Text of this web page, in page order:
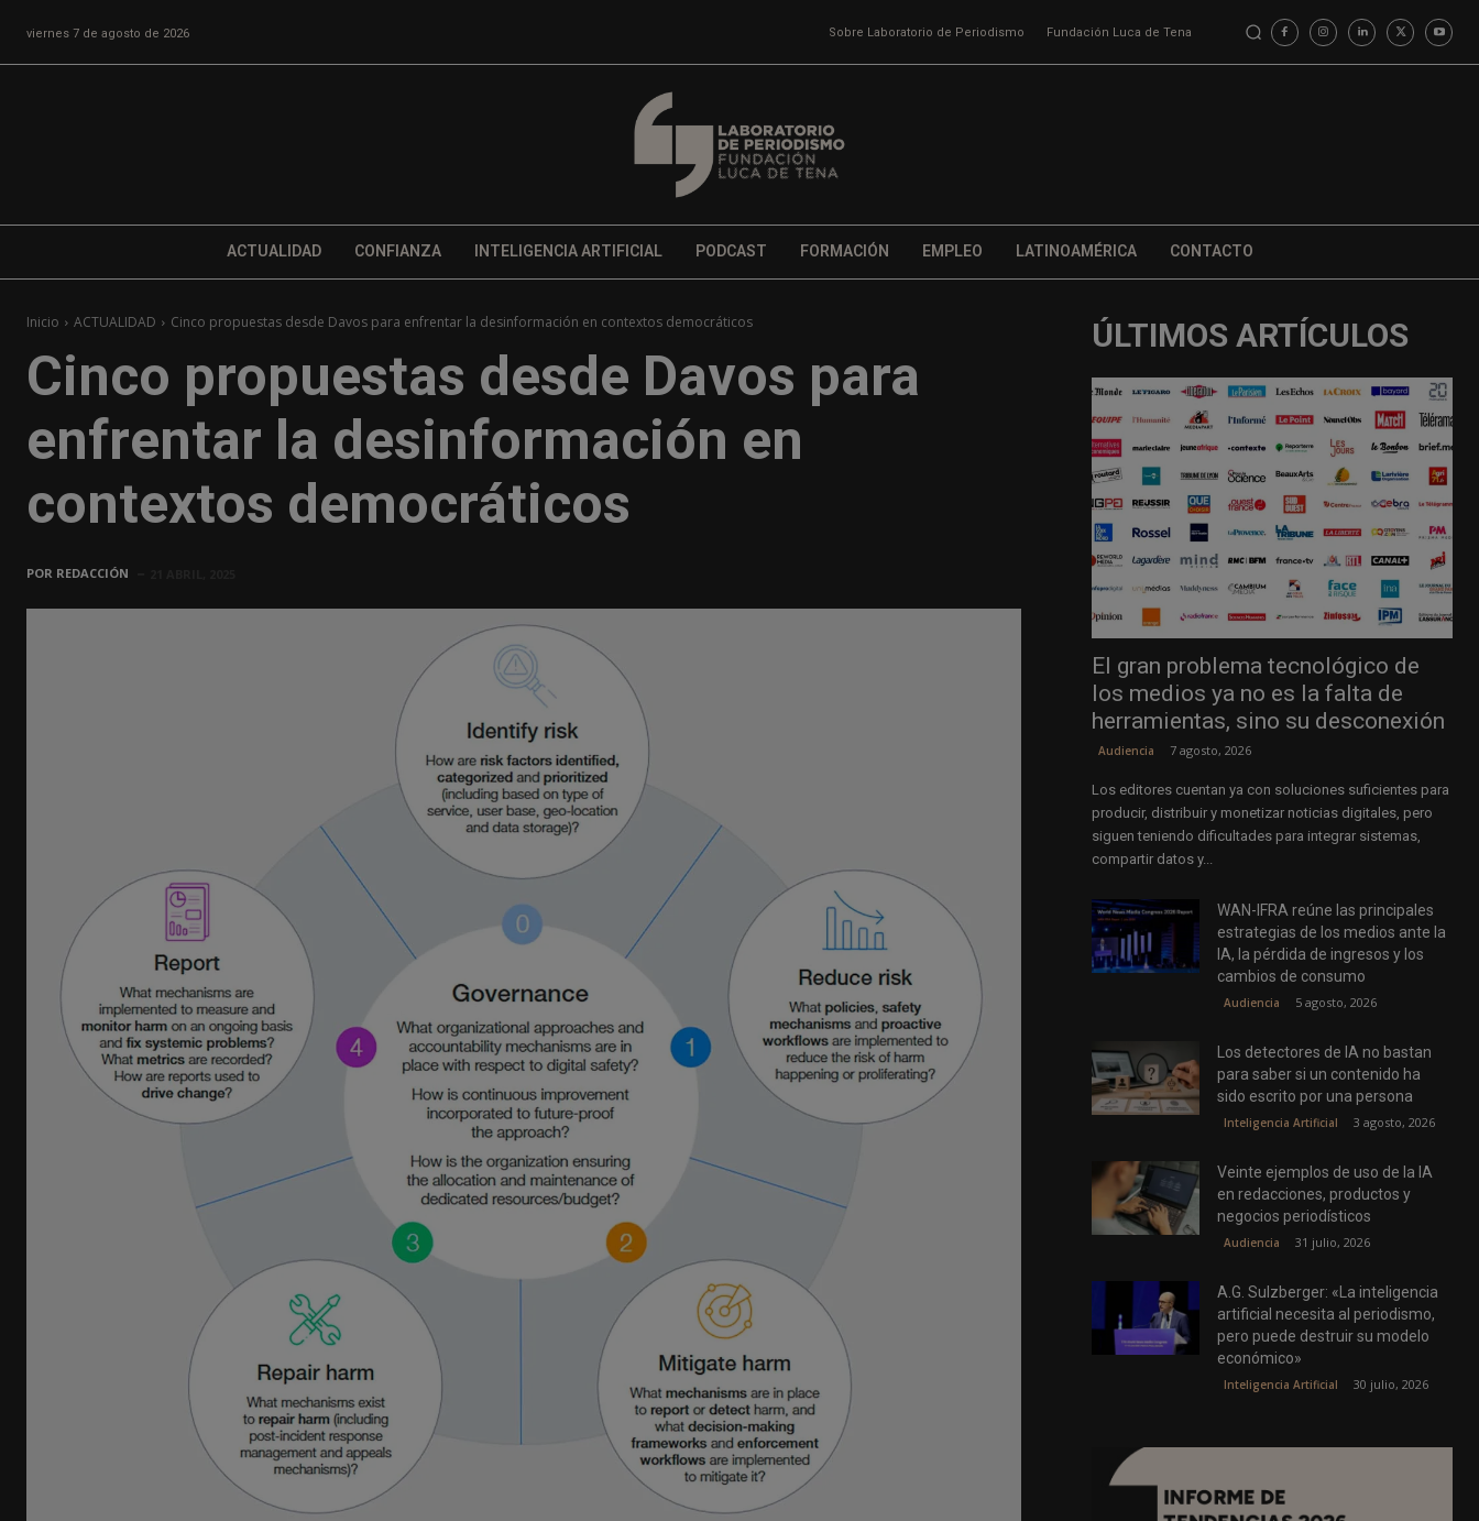
viernes 7 de agosto de 2026 Sobre Laboratorio de Periodismo Fundación Luca de Tena
ACTUALIDAD CONFIANZA INTELIGENCIA ARTIFICIAL PODCAST FORMACIÓN EMPLEO LATINOAMÉRICA CONTACTO
Inicio ACTUALIDAD Cinco propuestas desde Davos para enfrentar la desinformación en contextos democráticos
Cinco propuestas desde Davos para
enfrentar la desinformación en
contextos democráticos
POR REDACCIÓN
ÚLTIMOS ARTÍCULOS
El gran problema tecnológico de
los medios ya no es la falta de
herramientas, sino su desconexión
Audiencia 7 agosto, 2026
Los editores cuentan ya con soluciones suficientes para
producir, distribuir y monetizar noticias digitales, pero
siguen teniendo dificultades para integrar sistemas,
compartir datos y...
WAN-IFRA reúne las principales
estrategias de los medios ante la
IA, la pérdida de ingresos y los
cambios de consumo
Audiencia 5 agosto, 2026
Los detectores de IA no bastan
para saber si un contenido ha
sido escrito por una persona
Inteligencia Artificial 3 agosto, 2026
Veinte ejemplos de uso de la IA
en redacciones, productos y
negocios periodísticos
Audiencia 31 julio, 2026
A.G. Sulzberger: «La inteligencia
artificial necesita al periodismo,
pero puede destruir su modelo
económico»
Inteligencia Artificial 30 julio, 2026